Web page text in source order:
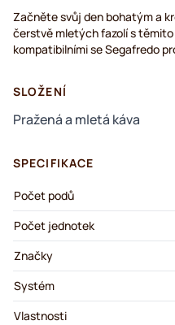
Začněte svůj den bohatým a
čerstvě mletých fazolí s
kompatibilními se Segafredo
SLOŽENÍ
Pražená a mletá káva
SPECIFIKACE
Počet podů
Počet jednotek
Značky
Systém
Vlastnosti